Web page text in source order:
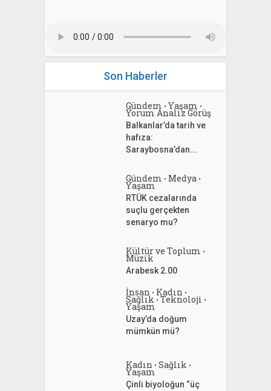
Son Haberler
Gündem • Yaşam •
Yorum Analiz Görüş
Balkanlar’da tarih ve
hafıza:
Saraybosna’dan...
Gündem • Medya •
Yaşam
RTÜK cezalarında
suçlu gerçekten
senaryo mu?
Kültür ve Toplum •
Müzik
Arabesk 2.00
İnsan • Kadın •
Sağlık • Teknoloji •
Yaşam
Uzay’da doğum
mümkün mü?
Kadın • Sağlık •
Yaşam
Çinli biyoloğun “üç